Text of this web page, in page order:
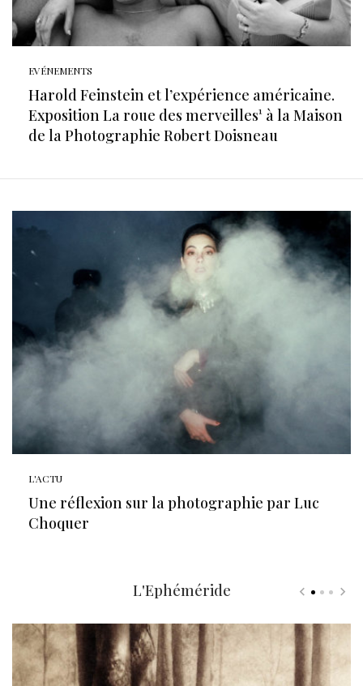
EVÉNEMENTS
Harold Feinstein et l’expérience américaine.
Exposition La roue des merveilles¹ à la Maison
de la Photographie Robert Doisneau
L'ACTU
Une réflexion sur la photographie par Luc
Choquer
L'Ephéméride